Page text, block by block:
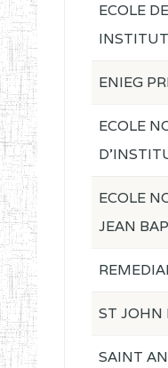
ECOLE
ENIEG
ECOLE
ECOLE
JEAN
ST JOHN
SAINT